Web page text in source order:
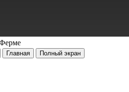
Главная Полный экран